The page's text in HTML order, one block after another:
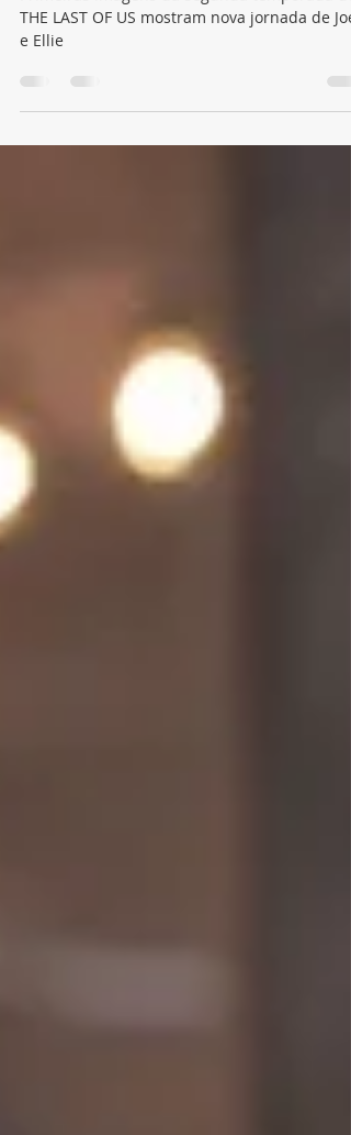
Primeiras imagens da segunda temporada de
e Ellie